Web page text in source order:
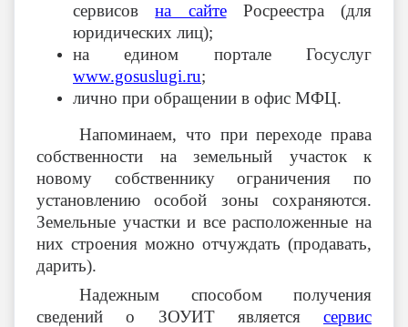
сервисовна сайтеРосреестра (для
юридических лиц);
на едином портале Госуслуг
www.gosuslugi.ru;
лично при обращении в офис МФЦ.
Напоминаем, что при переходе права
собственности на земельный участок к
новому собственнику ограничения по
установлению особой зоны сохраняются.
Земельные участки и все расположенные на
них строения можно отчуждать (продавать,
дарить).
Надежным способом получения
сведений о ЗОУИТ является сервис